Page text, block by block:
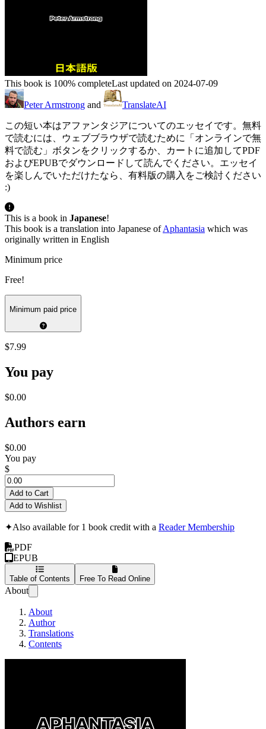
This book is 100% completeLast updated on 2024-07-09
Peter Armstrong and TranslateAI
この短い本はアファンタジアについてのエッセイです。無料
で読むには、ウェブブラウザで読むために「オンラインで無
料で読む」ボタンをクリックするか、カートに追加してPDF
およびEPUBでダウンロードして読んでください。エッセイ
を楽しんでいただけたなら、有料版の購入をご検討ください
:)
This is a book in Japanese!
This book is a translation into Japanese ofAphantasia which was
originally written in English
Minimum price
Free!
Minimum paid price
$7.99
You pay
$0.00
Authors earn
$0.00
You pay
$
Add to Cart
Add to Wishlist
✦Also available for 1 book credit with a Reader Membership
PDF
EPUB
Table of Contents Free To Read Online
About
About
Author
Translations
Contents